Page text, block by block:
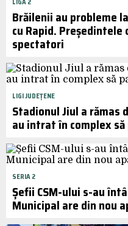
LIGA 2
Brăilenii au probleme
cu Rapid.
spectatori
LIGI JUDEȚENE
Stadionul Jiul a rămas
au intrat în complex să
SERIA 2
Șefii CSM-ului s-au
Municipal are din nou